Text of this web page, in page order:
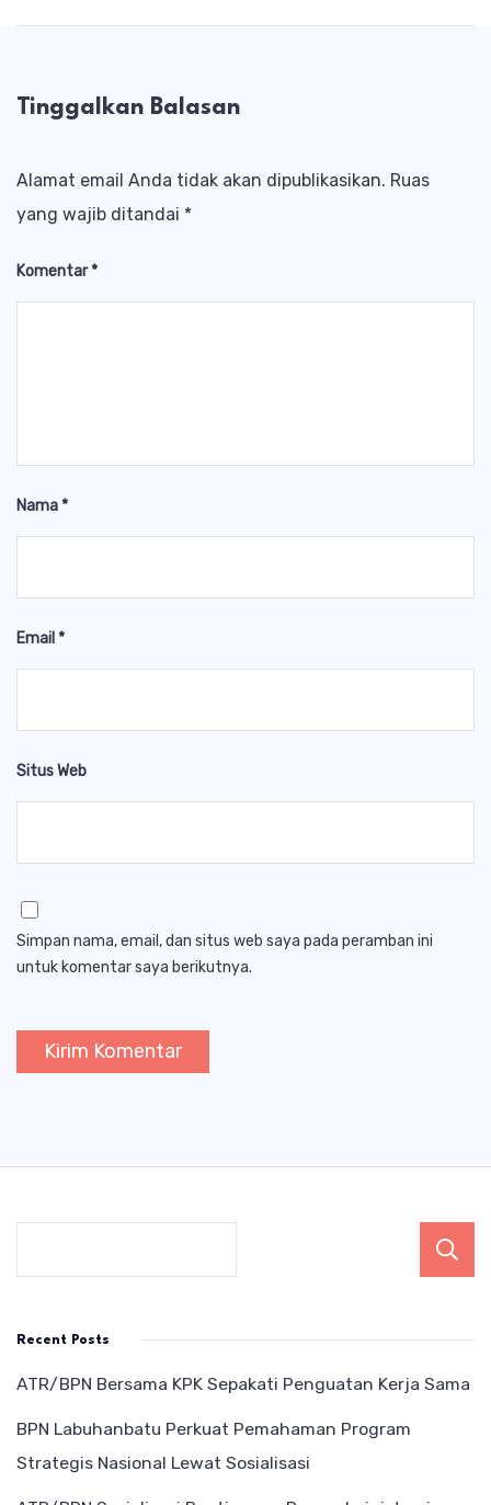
Tinggalkan Balasan
Alamat email Anda tidak akan dipublikasikan. Ruas
yang wajib ditandai *
Komentar*
Nama*
Email *
Situs Web
Simpan nama, email, dan situs web saya pada peramban ini
untuk komentar saya berikutnya.
Recent Posts
ATR/BPN Bersama KPK Sepakati Penguatan Kerja Sama
BPN Labuhanbatu Perkuat Pemahaman Program
Strategis Nasional Lewat Sosialisasi